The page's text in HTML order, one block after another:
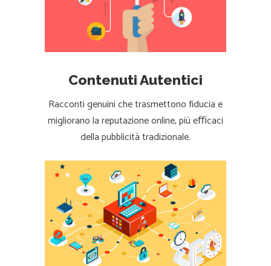
Contenuti Autentici
Racconti genuini che trasmettono fiducia e
migliorano la reputazione online, più eﬃcaci
della pubblicità tradizionale.